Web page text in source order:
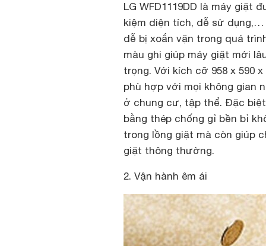
LG WFD1119DD là máy
kiệm diện tích, dễ sử
dễ bị xoắn vặn trong quá
màu ghi giúp máy giặt mới
trọng. Với kích cỡ 958 x 590
phù hợp với mọi không gian
ở chung cư, tập thể. Đặc biệt
bằng thép chống gỉ bền bỉ
trong lồng giặt mà còn giúp
giặt thông thường.
2. Vận hành êm ái